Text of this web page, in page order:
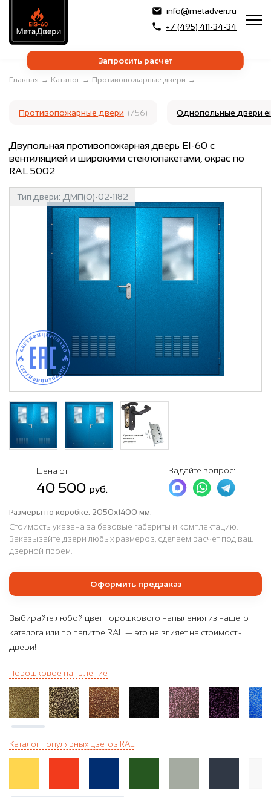
info@metadveri.ru
+7 (495) 411-34-34
Запросить расчет
Главная → Каталог → Противопожарные двери →
Противопожарные двери (756) Однопольные двери
Двупольная противопожарная дверь EI-60 с
вентиляцией и широкими стеклопакетами, окрас по
RAL 5002
Тип двери: ДМП(О)-02-1182
Цена от
40 500 руб.
Задайте вопрос:
Размеры по коробке: 2050х1400 мм.
Стоимость указана за базовые габариты и комплектацию.
Заказывайте двери любых размеров, сделаем расчет под ваш
дверной проем.
Оформить предзаказ
Выбирайте любой цвет порошкового напыления из нашего
каталога или по палитре RAL — это не влияет на стоимость
двери!
Порошковое напыление
Каталог популярных цветов RAL